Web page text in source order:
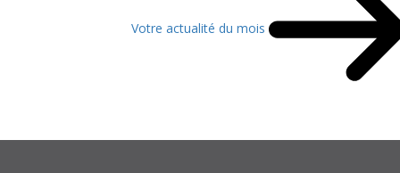
Votre actualité du mois